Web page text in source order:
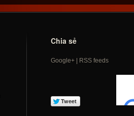
Chia sẻ
Google+| RSS feeds